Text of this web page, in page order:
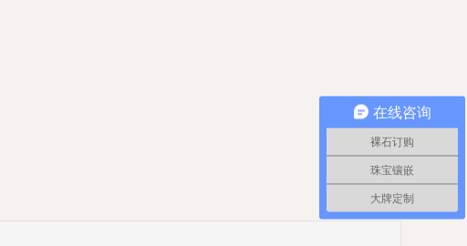
在线咨询
裸石订购
珠宝镶嵌
大牌定制